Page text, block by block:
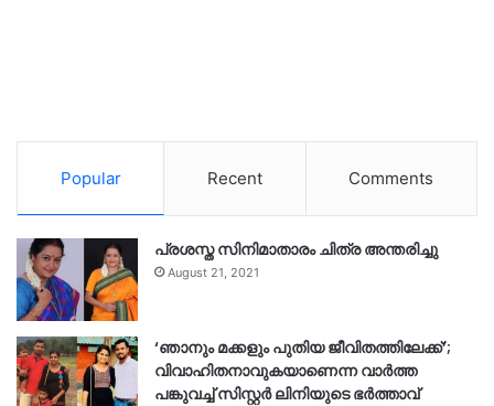
Popular Recent Comments
പ്രശസ്ത സിനിമാതാരം ചിത്ര അന്തരിച്ചു
August 21, 2021
‘ഞാനും മക്കളും പുതിയ ജീവിതത്തിലേക്ക്’;
വിവാഹിതനാവുകയാണെന്ന വാർത്ത
പങ്കുവച്ച് സിസ്റ്റർ ലിനിയുടെ ഭർത്താവ്